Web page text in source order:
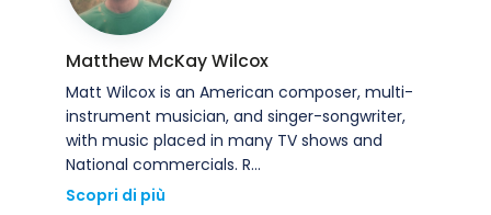
Matthew McKay Wilcox
Matt Wilcox is an American composer, multi-
instrument musician, and singer-songwriter,
with music placed in many TV shows and
National commercials. R...
Scopri di più